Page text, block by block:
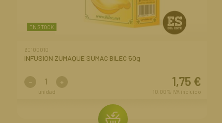
EN STOCK
60100010
INFUSION ZUMAQUE SUMAC BILEC 50g
1,75 €
10.00% IVA incluido
- +
unidad